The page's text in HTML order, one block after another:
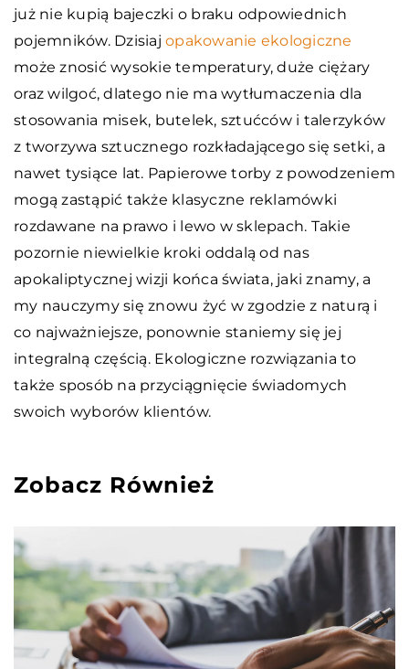
już nie kupią bajeczki o braku odpowiednich
pojemników. Dzisiaj opakowanie ekologiczne
może znosić wysokie temperatury, duże ciężary
oraz wilgoć, dlatego nie ma wytłumaczenia dla
stosowania misek, butelek, sztućców i talerzyków
z tworzywa sztucznego rozkładającego się setki, a
nawet tysiące lat. Papierowe torby z powodzeniem
mogą zastąpić także klasyczne reklamówki
rozdawane na prawo i lewo w sklepach. Takie
pozornie niewielkie kroki oddalą od nas
apokaliptycznej wizji końca świata, jaki znamy, a
my nauczymy się znowu żyć w zgodzie z naturą i
co najważniejsze, ponownie staniemy się jej
integralną częścią. Ekologiczne rozwiązania to
także sposób na przyciągnięcie świadomych
swoich wyborów klientów.
Zobacz Również